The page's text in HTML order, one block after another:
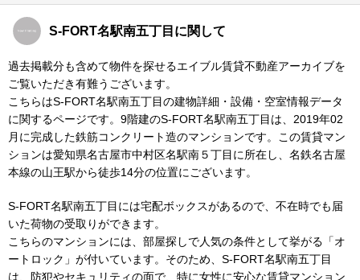
S-FORT名駅南五丁目に関して
過去掲載分も含めて物件を探せるエイブル賃貸不動産アーカイブを
ご覧いただき有難うございます。
こちらはS-FORT名駅南五丁目の建物詳細・設備・空室情報データ
に関するページです。9階建のS-FORT名駅南五丁目は、2019年02
月に完成した鉄筋コンクリート造のマンションです。この賃貸マン
ションは愛知県名古屋市中村区名駅南５丁目に所在し、名鉄名古屋
本線の山王駅から徒歩14分の位置にございます。
S-FORT名駅南五丁目には宅配ボックスがあるので、不在時でも届
いた荷物の受取りができます。
こちらのマンションには、部屋探しで人気の条件として挙がる「オ
ートロック」が付いています。そのため、S-FORT名駅南五丁目
は、防犯やセキュリティの面で、特に女性に安心な賃貸マンション